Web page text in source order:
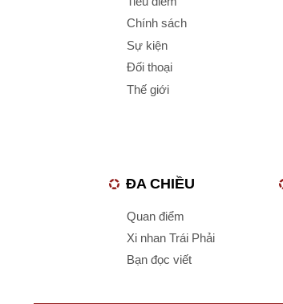
Chính sách
Sự kiện
Đối thoại
Thế giới
ĐA CHIỀU
Quan điểm
Xi nhan Trái Phải
Bạn đọc viết